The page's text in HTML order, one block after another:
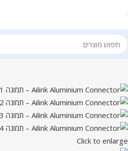
Click to enlarge